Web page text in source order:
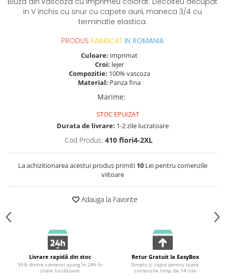
in V inchis cu snur cu capete aurii, maneca 3/4 cu
terminatie elastica.
PRODUS FABRICAT IN ROMANIA
Culoare: imprimat
Croi: lejer
Compozitie: 100% vascoza
Material: Panza fina
Marime:
STOC EPUIZAT
Durata de livrare: 1-2 zile lucratoare
Cod Produs: 410 flori4-2XL
La achizitionarea acestui produs primiti 10Lei pentru comenzile
viitoare
Adauga la Favorite
Livrare rapidă din stoc
95% dintre comenzi ajung în 24h în
zilele lucrătoare
Retur Gratuit la EasyBox
Simplu și rapid pentru toate
comenzile timp de 14 zile